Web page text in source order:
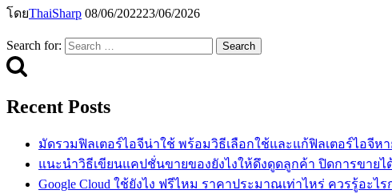
โดยThaiSharp 08/06/202223/06/2026
Search for:
Recent Posts
มัดรวมฟิลเตอร์ไอจีน่าใช้ พร้อมวิธีเลือกใช้และแก้ฟิลเตอร์ไอจีหา
แนะนำวิธีเขียนแคปชั่นขายของยังไงให้ดึงดูดลูกค้า ปิดการขายไ
Google Cloud ใช้ยังไง ฟรีไหม ราคาประมาณเท่าไหร่ ควรรู้อะไร